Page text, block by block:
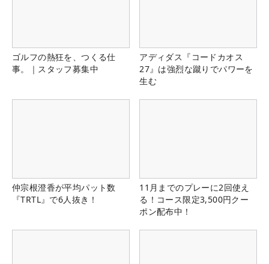
ゴルフの熱狂を、つくる仕
事。｜スタッフ募集中
アディダス『コードカオス
27』は強烈な蹴りでパワーを
生む
仲宗根澄香が平均パット数
『TRTL』で6人抜き！
11月までのプレーに2回使え
る！コース限定3,500円クー
ポン配布中！